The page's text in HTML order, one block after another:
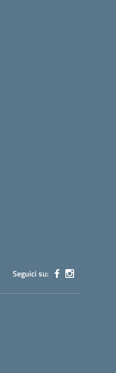
Seguici su: